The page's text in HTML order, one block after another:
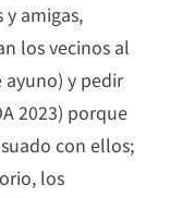
y amigas,
los vecinos al
y pedir
2023) porque
con ellos;
los